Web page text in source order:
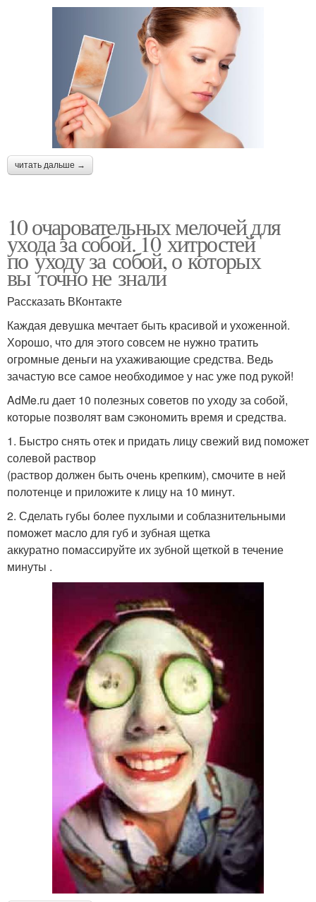
читать дальше →
10 очаровательных мелочей для
ухода за собой. 10 хитростей
по уходу за собой, о которых
вы точно не знали
Рассказать ВКонтакте
Каждая девушка мечтает быть красивой и ухоженной.
Хорошо, что для этого совсем не нужно тратить
огромные деньги на ухаживающие средства. Ведь
зачастую все самое необходимое у нас уже под рукой!
AdMe.ru дает 10 полезных советов по уходу за собой,
которые позволят вам сэкономить время и средства.
1. Быстро снять отек и придать лицу свежий вид поможет
солевой раствор
(раствор должен быть очень крепким), смочите в ней
полотенце и приложите к лицу на 10 минут.
2. Сделать губы более пухлыми и соблазнительными
поможет масло для губ и зубная щетка
аккуратно помассируйте их зубной щеткой в течение
минуты .